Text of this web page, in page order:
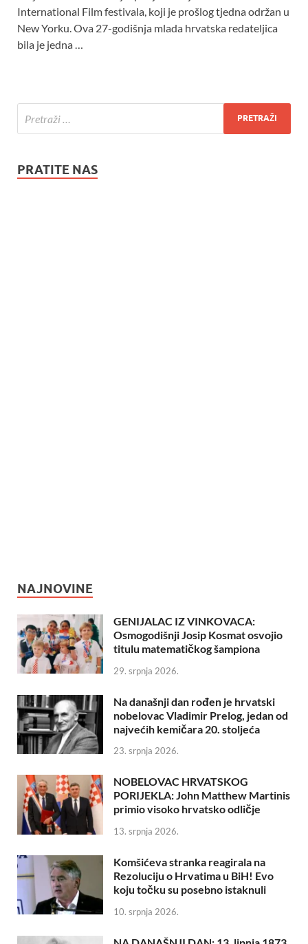
International Film festivala, koji je prošlog tjedna održan u
New Yorku. Ova 27-godišnja mlada hrvatska redateljica
bila je jedna …
PRATITE NAS
NAJNOVINE
GENIJALAC IZ VINKOVACA:
Osmogodišnji Josip Kosmat osvojio
titulu matematičkog šampiona
29. srpnja 2026.
Na današnji dan rođen je hrvatski
nobelovac Vladimir Prelog, jedan od
najvećih kemičara 20. stoljeća
23. srpnja 2026.
NOBELOVAC HRVATSKOG
PORIJEKLA: John Matthew Martinis
primio visoko hrvatsko odličje
13. srpnja 2026.
Komšićeva stranka reagirala na
Rezoluciju o Hrvatima u BiH! Evo
koju točku su posebno istaknuli
10. srpnja 2026.